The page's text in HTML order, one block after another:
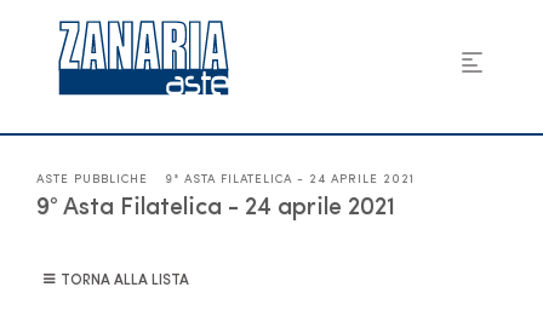
ASTE PUBBLICHE 9° ASTA FILATELICA - 24 APRILE 2021
9° Asta Filatelica - 24 aprile 2021
TORNA ALLA LISTA